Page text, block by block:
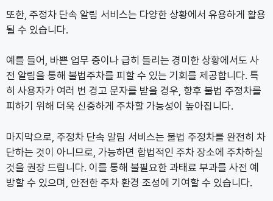
또한, 주정차 단속 알림 서비스는 다양한 상황에서 유용하게 활용
될 수 있습니다.
예를 들어, 바쁜 업무 중이나 급히 들리는 경미한 상황에서도 사
전 알림을 통해 불법주차를 피할 수 있는 기회를 제공합니다. 특
히 사용자가 여러 번 경고 문자를 받을 경우, 향후 불법 주정차를
피하기 위해 더욱 신중하게 주차할 가능성이 높아집니다.
마지막으로, 주정차 단속 알림 서비스는 불법 주정차를 완전히 차
단하는 것이 아니므로, 가능하면 합법적인 주차 장소에 주차하실
것을 권장 드립니다. 이를 통해 불필요한 과태료 부과를 사전 예
방할 수 있으며, 안전한 주차 환경 조성에 기여할 수 있습니다.